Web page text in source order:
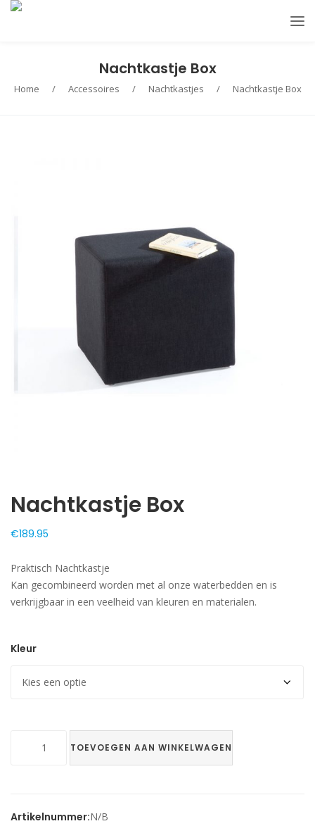
Nachtkastje Box
Home / Accessoires / Nachtkastjes / Nachtkastje Box
Nachtkastje Box
€189.95
Praktisch Nachtkastje
Kan gecombineerd worden met al onze waterbedden en is
verkrijgbaar in een veelheid van kleuren en materialen.
Kleur
TOEVOEGEN AAN WINKELWAGEN
Artikelnummer:N/B